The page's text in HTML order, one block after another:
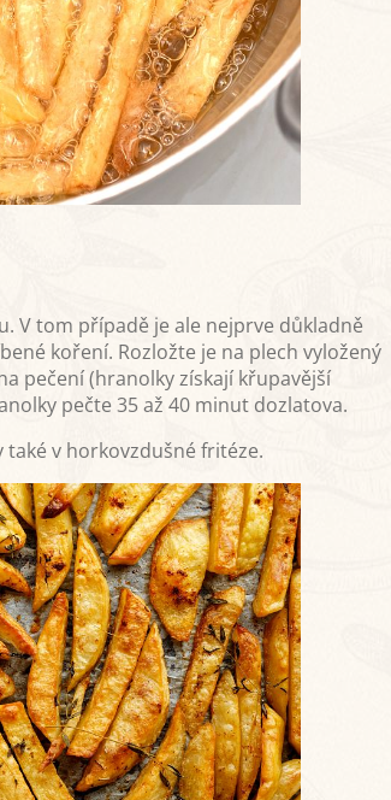
V tom případě je ale nejprve důkladně
koření. Rozložte je na plech vyložený
pečení (hranolky získají křupavější
pečte 35 až 40 minut dozlatova.
v horkovzdušné fritéze.